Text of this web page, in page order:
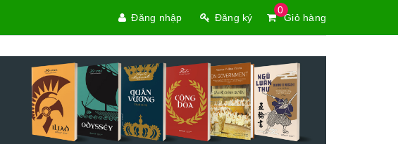
0
Giỏ hàng
Đăng nhập Đăng ký